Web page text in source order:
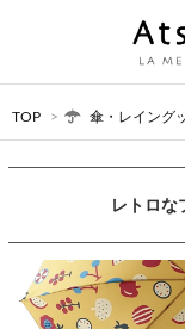
TOP > 傘・レイング
レトロ